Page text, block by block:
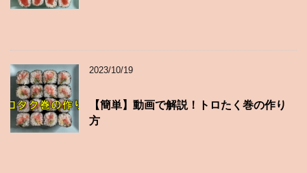
2023/10/19
【簡単】動画で解説！トロたく巻の作り
方